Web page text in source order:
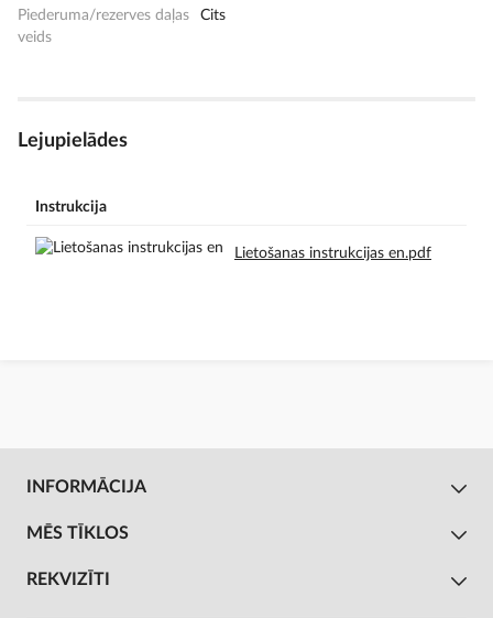
Piederuma/rezerves daļas
veids
Cits
Lejupielādes
Instrukcija
Lietošanas instrukcijas en.pdf
INFORMĀCIJA
MĒS TĪKLOS
REKVIZĪTI